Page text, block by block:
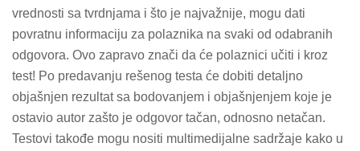
vrednosti sa tvrdnjama i što je najvažnije, mogu dati
povratnu informaciju za polaznika na svaki od odabranih
odgovora. Ovo zapravo znači da će polaznici učiti i kroz
test! Po predavanju rešenog testa će dobiti detaljno
objašnjen rezultat sa bodovanjem i objašnjenjem koje je
ostavio autor zašto je odgovor tačan, odnosno netačan.
Testovi takođe mogu nositi multimedijalne sadržaje kako u